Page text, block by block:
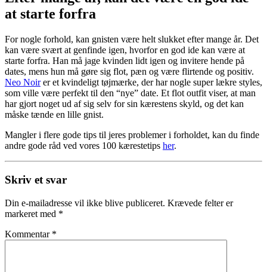
at starte forfra
For nogle forhold, kan gnisten være helt slukket efter mange år. Det
kan være svært at genfinde igen, hvorfor en god ide kan være at
starte forfra. Han må jage kvinden lidt igen og invitere hende på
dates, mens hun må gøre sig flot, pæn og være flirtende og positiv.
Neo Noirer et kvindeligt tøjmærke, der har nogle super lækre styles,
som ville være perfekt til den “nye” date. Et flot outfit viser, at man
har gjort noget ud af sig selv for sin kærestens skyld, og det kan
måske tænde en lille gnist.
Mangler i flere gode tips til jeres problemer i forholdet, kan du finde
andre gode råd ved vores 100 kærestetips her.
Skriv et svar
Din e-mailadresse vil ikke blive publiceret. Krævede felter er
markeret med *
Kommentar *